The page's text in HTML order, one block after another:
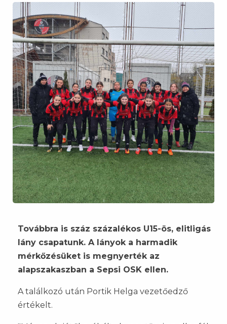
Továbbra is száz százalékos U15-ös, elitligás
lány csapatunk. A lányok a harmadik
mérkőzésüket is megnyerték az
alapszakaszban a Sepsi OSK ellen.
A találkozó után Portik Helga vezetőedző
értékelt.